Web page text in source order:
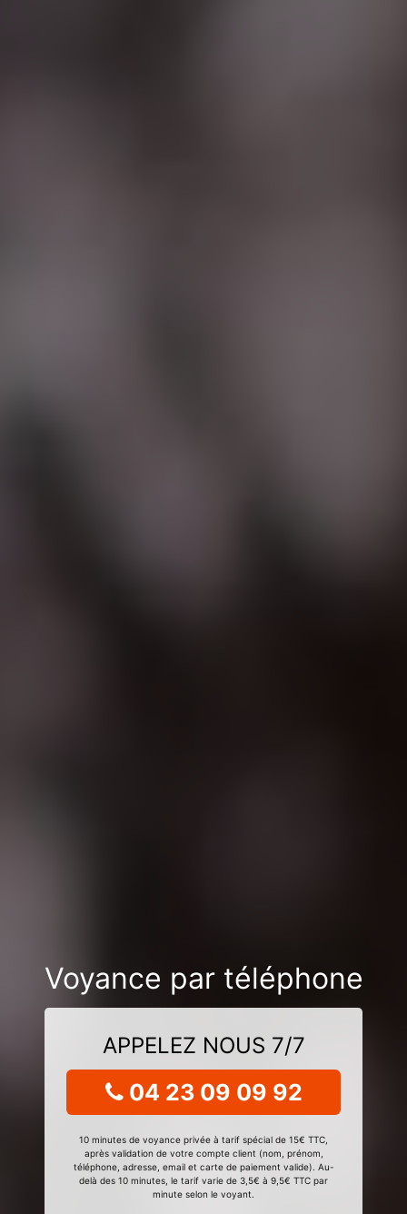
Voyance par téléphone
APPELEZ NOUS 7/7
04 23 09 09 92
10 minutes de voyance privée à tarif spécial de 15€ TTC,
après validation de votre compte client (nom, prénom,
téléphone, adresse, email et carte de paiement valide). Au-
delà des 10 minutes, le tarif varie de 3,5€ à 9,5€ TTC par
minute selon le voyant.